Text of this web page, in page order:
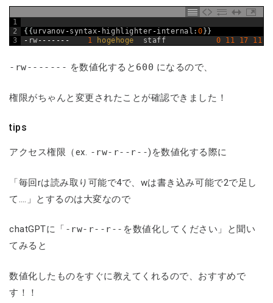
1
2
3
{ { urvanov -syntax- highlighter -internal :0 } }
- rw ------- 1 hogehoge staff 0 11 17 11
-rw------- を数値化すると 600 になるので、
権限がちゃんと変更されたことが確認できました！
tips
アクセス権限（ex. -rw-r--r--)を数値化する際に
「毎回rは読み取り可能で4で、wは書き込み可能で2で足し
て….」とするのは大変なので
chatGPTに「 -rw-r--r-- を数値化してください」と聞い
てみると
数値化したものをすぐに教えてくれるので、おすすめで
す！！